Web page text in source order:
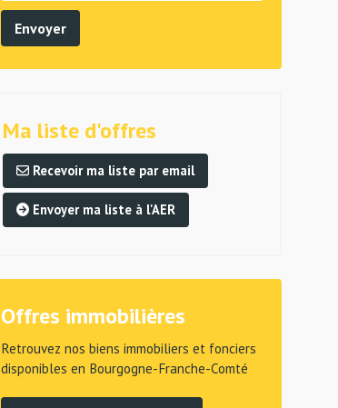
Ma liste d'offres
Recevoir ma liste par email
Envoyer ma liste à l'AER
Offres immobilières
Retrouvez nos biens immobiliers et fonciers
disponibles en Bourgogne-Franche-Comté